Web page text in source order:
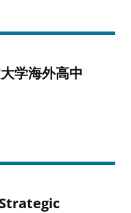
学海外高中